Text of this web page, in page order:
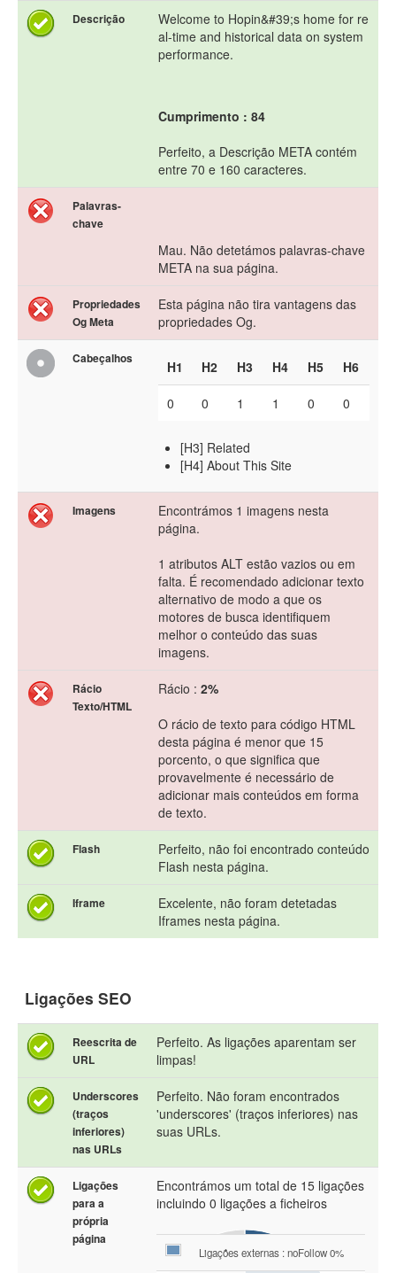
Descrição
Welcome to Hopin&#39;s home for re
al-time and historical data on system
performance.
Cumprimento : 84
Perfeito, a Descrição META contém
entre 70 e 160 caracteres.
Palavras-
chave
Mau. Não detetámos palavras-chave
META na sua página.
Propriedades
Og Meta
Esta página não tira vantagens das
propriedades Og.
Cabeçalhos H1 H2 H3 H4 H5 H6
0 0 1 1 0 0
[H3] Related
[H4] About This Site
Imagens
Encontrámos 1 imagens nesta
página.
1 atributos ALT estão vazios ou em
falta. É recomendado adicionar texto
alternativo de modo a que os
motores de busca identifiquem
melhor o conteúdo das suas
imagens.
Rácio
Texto/HTML
Rácio : 2%
O rácio de texto para código HTML
desta página é menor que 15
porcento, o que significa que
provavelmente é necessário de
adicionar mais conteúdos em forma
de texto.
Flash
Perfeito, não foi encontrado conteúdo
Flash nesta página.
Iframe
Excelente, não foram detetadas
Iframes nesta página.
Ligações SEO
Reescrita de
URL
Perfeito. As ligações aparentam ser
limpas!
Underscores
(traços
inferiores)
nas URLs
Perfeito. Não foram encontrados
'underscores' (traços inferiores) nas
suas URLs.
Ligações
para a
própria
página
Encontrámos um total de 15 ligações
incluindo 0 ligações a ficheiros
Ligações externas : noFollow 0%